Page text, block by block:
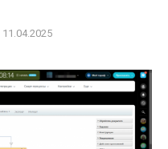
11.04.2025